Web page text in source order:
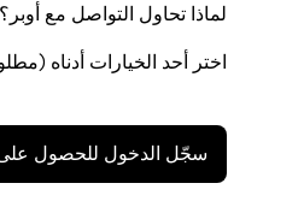
لماذا تحاول التواصل مع أوبر؟
اختر أحد الخيارات أدناه
سجّل الدخول للحصول